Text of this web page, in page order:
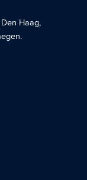
Den Haag,
.